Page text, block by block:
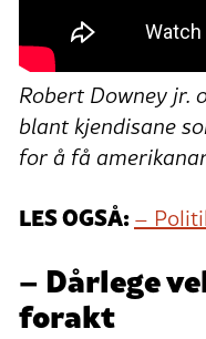
Robert Downey jr.
blant kjendisane
for å få
LES OGSÅ:–
– Dårlege
forakt